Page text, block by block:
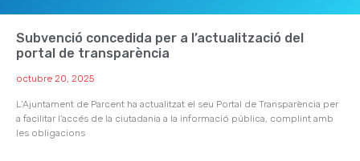
Subvenció concedida per a l’actualització del
portal de transparència
octubre 20, 2025
L’Ajuntament de Parcent ha actualitzat el seu Portal de Transparència per
a facilitar l’accés de la ciutadania a la informació pública, complint amb
les obligacions